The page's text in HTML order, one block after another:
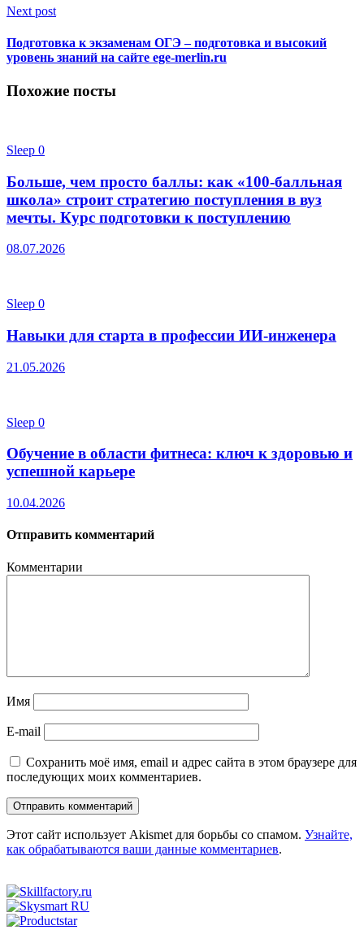
Next post
Подготовка к экзаменам ОГЭ – подготовка и высокий
уровень знаний на сайте ege-merlin.ru
Похожие посты
Sleep 0
Больше, чем просто баллы: как «100-балльная
школа» строит стратегию поступления в вуз
мечты. Курс подготовки к поступлению
08.07.2026
Sleep 0
Навыки для старта в профессии ИИ-инженера
21.05.2026
Sleep 0
Обучение в области фитнеса: ключ к здоровью и
успешной карьере
10.04.2026
Отправить комментарий
Комментарии
Имя
E-mail
Сохранить моё имя, email и адрес сайта в этом браузере для
последующих моих комментариев.
Этот сайт использует Akismet для борьбы со спамом. Узнайте,
как обрабатываются ваши данные комментариев.